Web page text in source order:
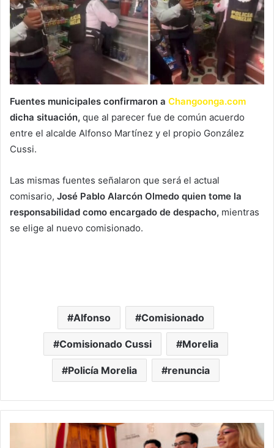
Fuentes municipales confirmaron a Changoonga.com
dicha situación, que al parecer fue de común acuerdo
entre el alcalde Alfonso Martínez y el propio González
Cussi.
Las mismas fuentes señalaron que será el actual
comisario, José Pablo Alarcón Olmedo quien tome la
responsabilidad como encargado de despacho, mientras
se elige al nuevo comisionado.
Alfonso Comisionado
Comisionado Cussi Morelia
Policía Morelia renuncia